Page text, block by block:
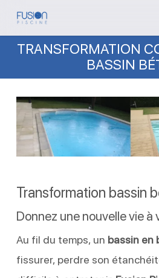
Skip
mainTRANSFORMATION
BASSIN
Transformation bassin
Donnez une nouvelle vie à
Au fil du temps, un bassin en
fissurer, perdre son